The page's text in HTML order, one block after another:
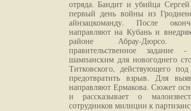
отряда. Бандит и убийца
первый день войны из
айнзацкоманду. После
направляют на Кубань и
районе Абрау-Дюрсо.
правительственное
шампанским для новогоднего
Титковского, действующего
предотвратить взрыв. Для
направляют Ермакова. Сюжет
и рассказывает о
сотрудников милиции к